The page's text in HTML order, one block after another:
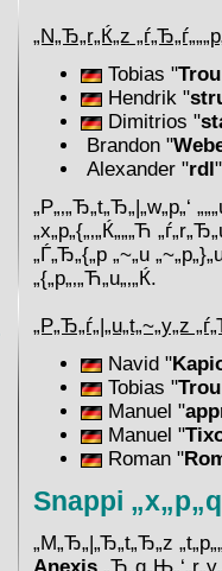
„N„Ђ„r„Ќ„z
Tobias "
Hendrik "
Dimitrios "
Brandon "
Alexander "rdl
„P„‚„Ђ„t„Ђ„|„w„p„‘
„x„p„{„‚„Ќ„„„Ћ
„Ѓ„Ђ„{„p „~„u
„{„p„‚„Ћ„u„‚„Ќ.
„P„Ђ„ѓ„|„u„t„~„y„z
Navid "
Tobias "
Manuel "
Manuel "
Roman "
Snappi
„M„Ђ„|„Ђ„t„Ђ„z